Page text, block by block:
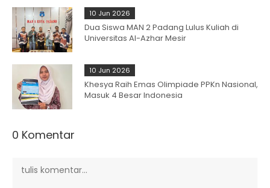
10 Jun 2026
Dua Siswa MAN 2 Padang Lulus Kuliah di
Universitas Al-Azhar Mesir
10 Jun 2026
Khesya Raih Emas Olimpiade PPKn Nasional,
Masuk 4 Besar Indonesia
0 Komentar